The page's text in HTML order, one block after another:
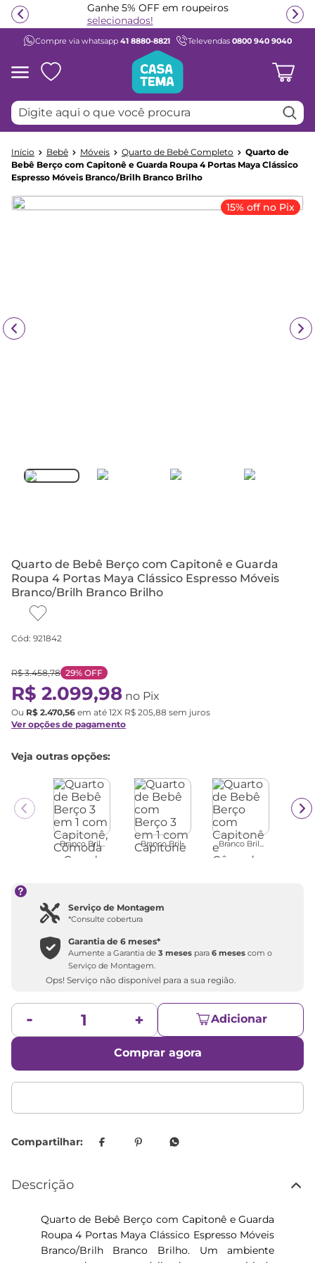
Ganhe 5% OFF em roupeiros
Compre em ate 12x sem juros
Compre via whatsapp 41 8880-8821 Televendas 0800 940 9040
Digite aqui o que você procura
Bebê Móveis Quarto de Bebê Completo
Quarto de
Bebê Berço com Capitonê e Guarda Roupa 4 Portas Maya Clássico
Espresso Móveis Branco/Brilh Branco Brilho
15% off no Pix
Quarto de Bebê Berço com Capitonê e Guarda
Roupa 4 Portas Maya Clássico Espresso Móveis
Branco/Brilh Branco Brilho
Cód: 921842
R$ 3.458,78 29% OFF
R$ 2.099,98 no Pix
Ou R$ 2.470,56 em até 12X R$ 205,88 sem juros
Ver opções de pagamento
Veja outras opções:
Branco Bril... Branco Bril... Branco Bril...
Serviço de Montagem
*Consulte cobertura
Garantia de6 meses*
Aumente a Garantia de3 meses para6 meses com o
Serviço de Montagem.
Ops! Serviço não disponível para a sua região.
Adicionar
Comprar agora
Descrição
Quarto de Bebê Berço com Capitonê e Guarda
Roupa 4 Portas Maya Clássico Espresso Móveis
Branco/Brilh Branco Brilho. Um ambiente
Termos mais buscados
1º
beliche
º
aria
5º
escrivaninha
6º
treliche
7º